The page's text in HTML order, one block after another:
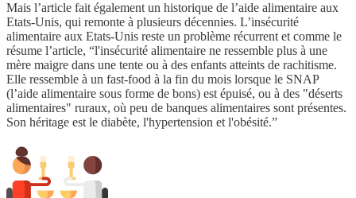
Mais l’article fait également un historique de l’aide alimentaire aux
Etats-Unis, qui remonte à plusieurs décennies. L’insécurité
alimentaire aux Etats-Unis reste un problème récurrent et comme le
résume l’article, “l'insécurité alimentaire ne ressemble plus à une
mère maigre dans une tente ou à des enfants atteints de rachitisme.
Elle ressemble à un fast-food à la fin du mois lorsque le SNAP
(l’aide alimentaire sous forme de bons) est épuisé, ou à des "déserts
alimentaires" ruraux, où peu de banques alimentaires sont présentes.
Son héritage est le diabète, l'hypertension et l'obésité.”